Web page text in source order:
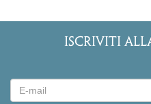
ISCRIVITI